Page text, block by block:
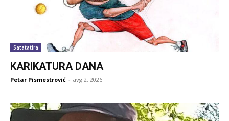
Satatatira
KARIKATURA DANA
Petar Pismestrović - avg 2, 2026